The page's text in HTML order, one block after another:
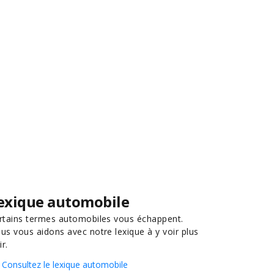
automobile
termes automobiles vous échappent.
vous aidons avec notre lexique à y voir plus
Consultez le lexique automobile